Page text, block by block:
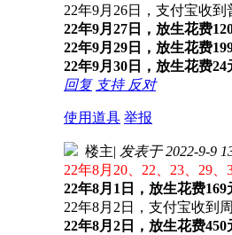
22年9月26日，支付宝收到
22年9月27日，放生花费120
22年9月29日，放生花费
22年9月30日，放生花费24
回复 支持 反对
使用道具 举报
楼主| 发表于 2022-9-9
22年8月20、22、23、29
22年8月1日，放生花费169
22年8月2日，支付宝收到
22年8月2日，放生花费450